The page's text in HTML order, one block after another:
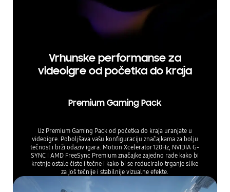
Vrhunske performanse za
videoigre od početka do kraja
Premium Gaming Pack
Uz Premium Gaming Pack od početka do kraja uranjate u
videoigre. Poboljšava vašu konfiguraciju značajkama za bolju
tečnost i brži odaziv igara. Motion Xcelerator 120Hz, NVIDIA G-
SYNC i AMD FreeSync Premium značajke zajedno rade kako bi
kretnje ostale čiste i tečne i kako bi se reduciralo trganje slike
za još tečnije i stabilnije vizualne efekte.